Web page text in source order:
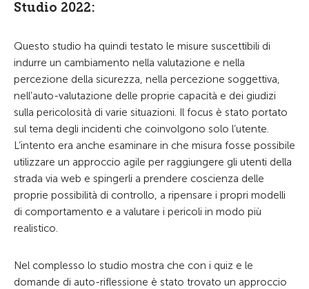
Studio 2022:
Questo studio ha quindi testato le misure suscettibili di
indurre un cambiamento nella valutazione e nella
percezione della sicurezza, nella percezione soggettiva,
nell’auto-valutazione delle proprie capacità e dei giudizi
sulla pericolosità di varie situazioni. Il focus è stato portato
sul tema degli incidenti che coinvolgono solo l’utente.
L’intento era anche esaminare in che misura fosse possibile
utilizzare un approccio agile per raggiungere gli utenti della
strada via web e spingerli a prendere coscienza delle
proprie possibilità di controllo, a ripensare i propri modelli
di comportamento e a valutare i pericoli in modo più
realistico.
Nel complesso lo studio mostra che con i quiz e le
domande di auto-riflessione è stato trovato un approccio